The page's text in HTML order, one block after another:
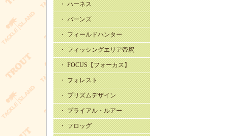
・ ハーネス
・ バーンズ
・ フィールドハンター
・ フィッシングエリア帝釈
・ FOCUS【フォーカス】
・ フォレスト
・ プリズムデザイン
・ プライアル・ルアー
・ フロッグ